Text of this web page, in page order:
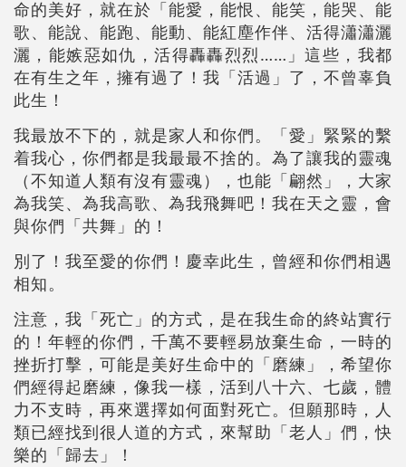
命的美好，就在於「能愛，能恨、能笑，能哭、能
歌、能說、能跑、能動、能紅塵作伴、活得瀟瀟灑
灑，能嫉惡如仇，活得轟轟烈烈……」這些，我都
在有生之年，擁有過了！我「活過」了，不曾辜負
此生！
我最放不下的，就是家人和你們。「愛」緊緊的繫
着我心，你們都是我最最不捨的。為了讓我的靈魂
（不知道人類有沒有靈魂），也能「翩然」，大家
為我笑、為我高歌、為我飛舞吧！我在天之靈，會
與你們「共舞」的！
別了！我至愛的你們！慶幸此生，曾經和你們相遇
相知。
注意，我「死亡」的方式，是在我生命的終站實行
的！年輕的你們，千萬不要輕易放棄生命，一時的
挫折打擊，可能是美好生命中的「磨練」，希望你
們經得起磨練，像我一樣，活到八十六、七歲，體
力不支時，再來選擇如何面對死亡。但願那時，人
類已經找到很人道的方式，來幫助「老人」們，快
樂的「歸去」！